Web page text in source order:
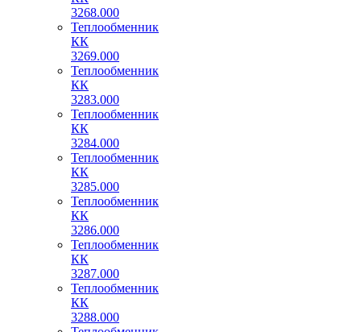
3268.000
Теплообменник
КК
3269.000
Теплообменник
КК
3283.000
Теплообменник
КК
3284.000
Теплообменник
КК
3285.000
Теплообменник
КК
3286.000
Теплообменник
КК
3287.000
Теплообменник
КК
3288.000